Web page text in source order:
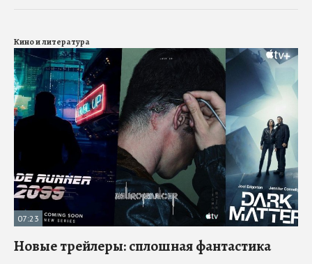
Кино и литература
07:23
Новые трейлеры: сплошная фантастика